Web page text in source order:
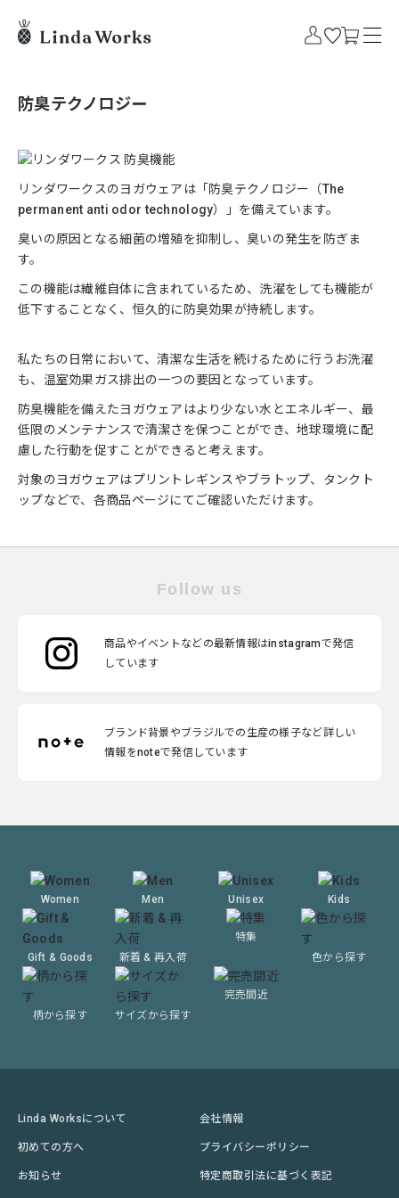
防臭テクノロジー
リンダワークスのヨガウェアは「防臭テクノロジー（The
permanent anti odor technology）」を備えています。
臭いの原因となる細菌の増殖を抑制し、臭いの発生を防ぎま
す。
この機能は繊維自体に含まれているため、洗濯をしても機能が
低下することなく、恒久的に防臭効果が持続します。
私たちの日常において、清潔な生活を続けるために行うお洗濯
も、温室効果ガス排出の一つの要因となっています。
防臭機能を備えたヨガウェアはより少ない水とエネルギー、最
低限のメンテナンスで清潔さを保つことができ、地球環境に配
慮した行動を促すことができると考えます。
対象のヨガウェアはプリントレギンスやブラトップ、タンクト
ップなどで、各商品ページにてご確認いただけます。
Follow us
商品やイベントなどの最新情報はinstagramで発信
しています
ブランド背景やブラジルでの生産の様子など詳しい
情報をnoteで発信しています
Women Men Unisex Kids
Gift & Goods 新着 & 再入荷
特集
色から探す
柄から探す サイズから探す
完売間近
Linda Worksについて
初めての方へ
お知らせ
会社情報
プライバシーポリシー
特定商取引法に基づく表記